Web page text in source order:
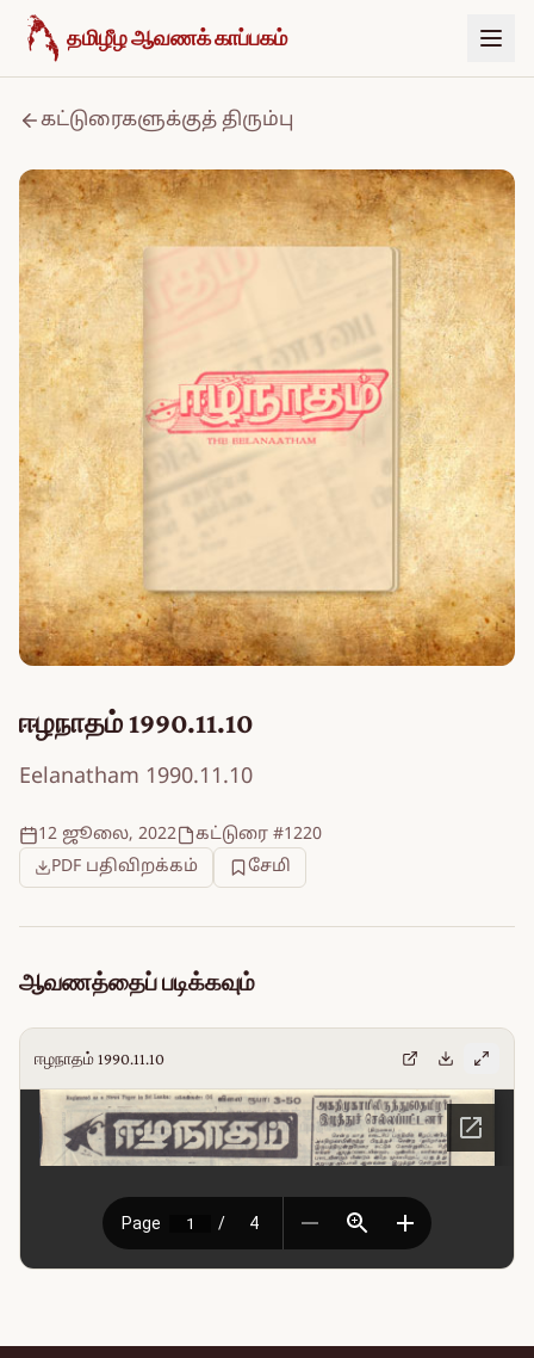
உள்ளடக்கத்திற்குச் செல்க
தமிழீழ ஆவணக் காப்பகம்
கட்டுரைகளுக்குத் திரும்பு
ஈழநாதம் 1990.11.10
Eelanatham 1990.11.10
12 ஜூலை, 2022
கட்டுரை #1220
PDF பதிவிறக்கம்
சேமி
ஆவணத்தைப் படிக்கவும்
ஈழநாதம் 1990.11.10